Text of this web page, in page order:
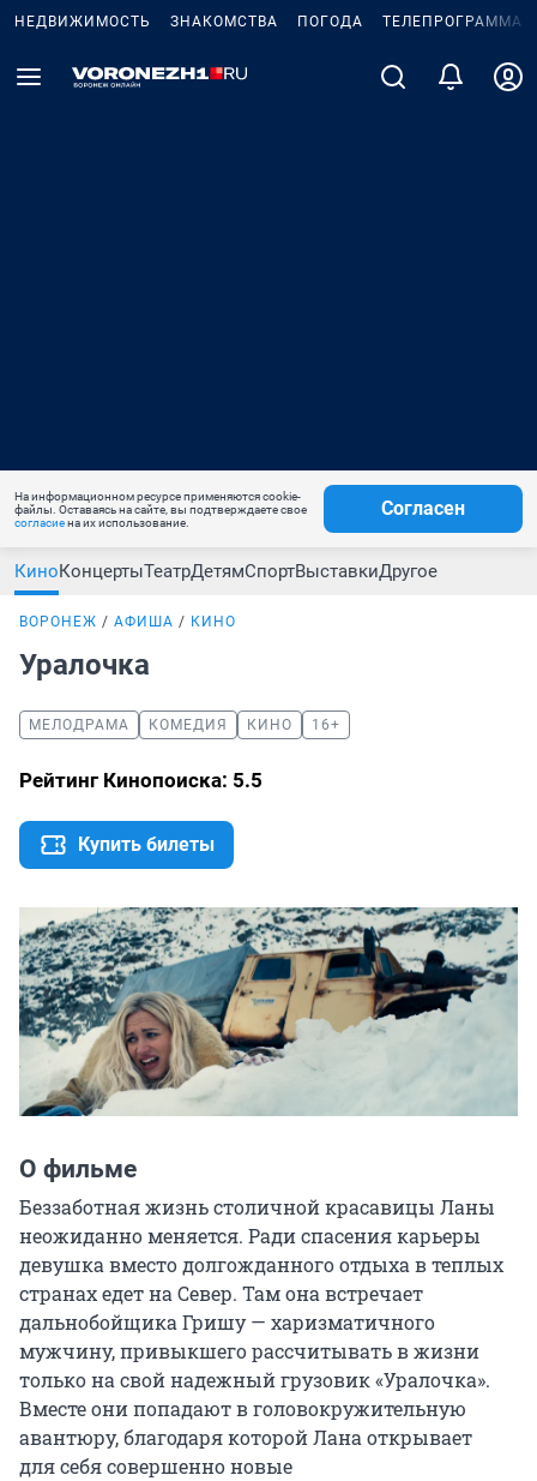
НЕДВИЖИМОСТЬ ЗНАКОМСТВА ПОГОДА ТЕЛЕПРОГРАММА
На информационном ресурсе применяются cookie-
файлы. Оставаясь на сайте, вы подтверждаете свое
согласиена их использование.
Согласен
КиноКонцертыТеатрДетямСпортВыставкиДругое
ВОРОНЕЖ АФИША КИНО
Уралочка
МЕЛОДРАМА КОМЕДИЯ КИНО 16+
Рейтинг Кинопоиска: 5.5
Купить билеты
О фильме
Беззаботная жизнь столичной красавицы Ланы
неожиданно меняется. Ради спасения карьеры
девушка вместо долгожданного отдыха в теплых
странах едет на Север. Там она встречает
дальнобойщика Гришу — харизматичного
мужчину, привыкшего рассчитывать в жизни
только на свой надежный грузовик «Уралочка».
Вместе они попадают в головокружительную
авантюру, благодаря которой Лана открывает
для себя совершенно новые